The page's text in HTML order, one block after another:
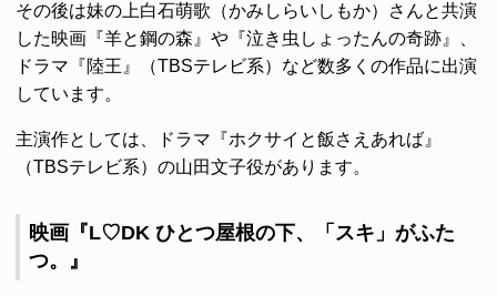
その後は妹の上白石萌歌（かみしらいしもか）さんと共演
した映画『羊と鋼の森』や『泣き虫しょったんの奇跡』、
ドラマ『陸王』（TBSテレビ系）など数多くの作品に出演
しています。
主演作としては、ドラマ『ホクサイと飯さえあれば』
（TBSテレビ系）の山田文子役があります。
映画『L♡DK ひとつ屋根の下、「スキ」がふた
つ。』